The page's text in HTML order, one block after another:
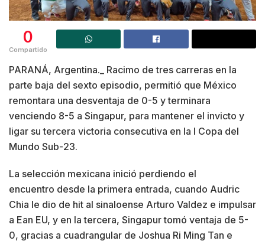
0
Compartido
PARANÁ, Argentina._ Racimo de tres carreras en la
parte baja del sexto episodio, permitió que México
remontara una desventaja de 0-5 y terminara
venciendo 8-5 a Singapur, para mantener el invicto y
ligar su tercera victoria consecutiva en la I Copa del
Mundo Sub-23.
La selección mexicana inició perdiendo el
encuentro desde la primera entrada, cuando Audric
Chia le dio de hit al sinaloense Arturo Valdez e impulsar
a Ean EU, y en la tercera, Singapur tomó ventaja de 5-
0, gracias a cuadrangular de Joshua Ri Ming Tan e